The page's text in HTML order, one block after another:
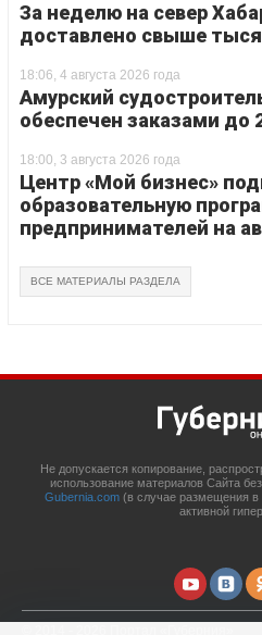
За неделю на север
доставлено свыше
18:06, 4 августа 2026 года
Амурский
обеспечен заказами до
18:00, 3 августа 2026 года
Центр «Мой бизнес»
образовательную
предпринимателей на
ВСЕ МАТЕРИАЛЫ РАЗДЕЛА
Не допускается копирование,
использование материалов Сайта
Gubernia.com (в случае размещения в
активной